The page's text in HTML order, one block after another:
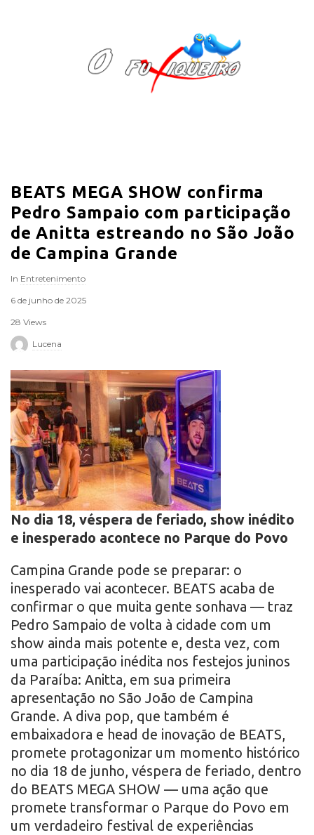
F
q
u
e
o
BEATS MEGA SHOW confirma
Pedro Sampaio com participação
de Anitta estreando no São João
de Campina Grande
In Entretenimento
6 de junho de 2025
28 Views
Lucena
No dia 18, véspera de feriado, show inédito
e inesperado acontece no Parque do Povo
Campina Grande pode se preparar: o
inesperado vai acontecer. BEATS acaba de
confirmar o que muita gente sonhava — traz
Pedro Sampaio de volta à cidade com um
show ainda mais potente e, desta vez, com
uma participação inédita nos festejos juninos
da Paraíba: Anitta, em sua primeira
apresentação no São João de Campina
Grande. A diva pop, que também é
embaixadora e head de inovação de BEATS,
promete protagonizar um momento histórico
no dia 18 de junho, véspera de feriado, dentro
do BEATS MEGA SHOW — uma ação que
promete transformar o Parque do Povo em
um verdadeiro festival de experiências